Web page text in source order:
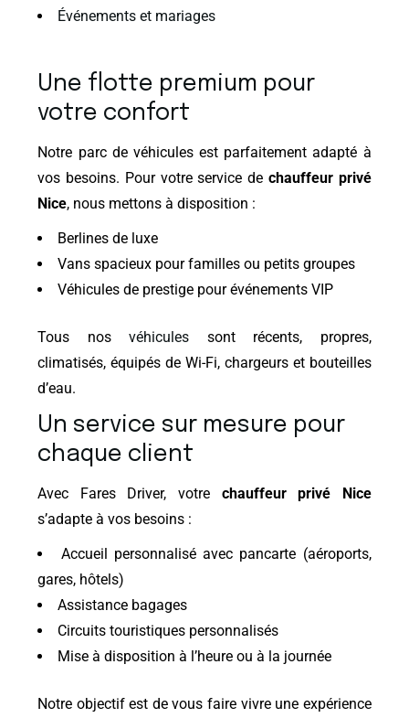
Événements et mariages
Une flotte premium pour
votre confort
Notre parc de véhicules est parfaitement adapté à
vos besoins. Pour votre service de chauffeur privé
Nice, nous mettons à disposition :
Berlines de luxe
Vans spacieux pour familles ou petits groupes
Véhicules de prestige pour événements VIP
Tous nos véhicules sont récents, propres,
climatisés, équipés de Wi-Fi, chargeurs et bouteilles
d’eau.
Un service sur mesure pour
chaque client
Avec Fares Driver, votre chauffeur privé Nice
s’adapte à vos besoins :
Accueil personnalisé avec pancarte (aéroports,
gares, hôtels)
Assistance bagages
Circuits touristiques personnalisés
Mise à disposition à l’heure ou à la journée
Notre objectif est de vous faire vivre une expérience